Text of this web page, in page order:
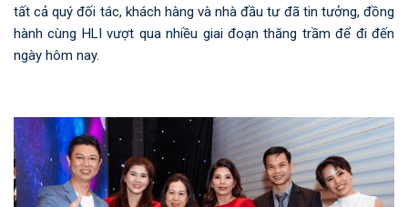
tất cả quý đối tác, khách hàng và nhà đầu tư đã tin tưởng, đồng
hành cùng HLI vượt qua nhiều giai đoạn thăng trầm để đi đến
ngày hôm nay.